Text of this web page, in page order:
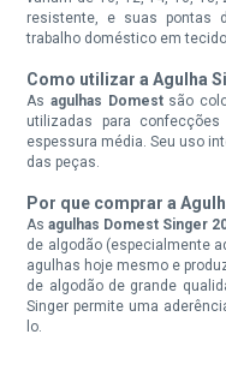
resistente, e suas pontas
trabalho doméstico em
Como utilizar a Agulha
As agulhas Domestsão
utilizadas para
espessura média. Seu uso
das peças.
Por que comprar a
Asagulhas Domest Singer
de algodão (especialmente
agulhas hoje mesmo e
de algodão de grande
Singer permite uma
lo.